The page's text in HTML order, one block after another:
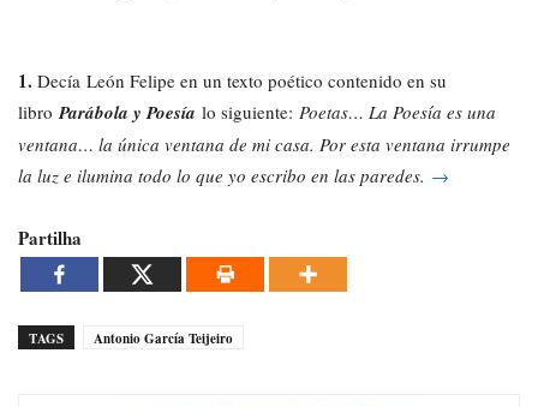
1. Decía León Felipe en un texto poético contenido en su
libroParábola y Poesía lo siguiente: Poetas… La Poesía es una
ventana… la única ventana de mi casa. Por esta ventana irrumpe
la luz e ilumina todo lo que yo escribo en las paredes. →
Partilha
TAGS Antonio García Teijeiro